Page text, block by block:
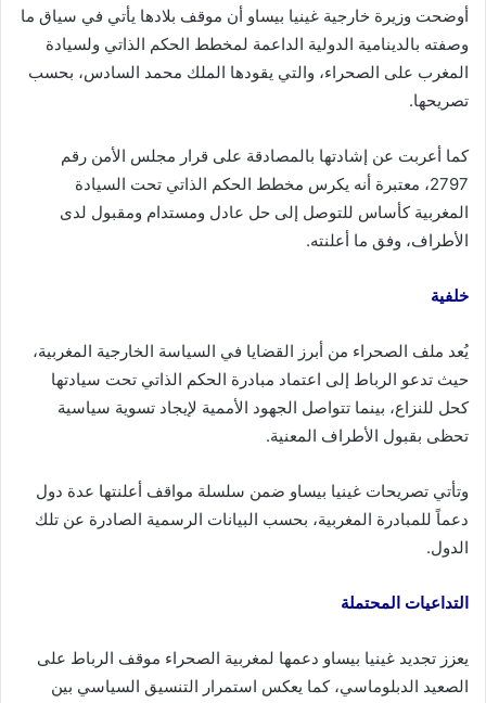
أوضحت وزيرة خارجية غينيا بيساو أن موقف بلادها يأتي في سياق ما
وصفته بالدينامية الدولية الداعمة لمخطط الحكم الذاتي ولسيادة
المغرب على الصحراء، والتي يقودها الملك محمد السادس، بحسب
تصريحها.
كما أعربت عن إشادتها بالمصادقة على قرار مجلس الأمن رقم
2797، معتبرة أنه يكرس مخطط الحكم الذاتي تحت السيادة
المغربية كأساس للتوصل إلى حل عادل ومستدام ومقبول لدى
الأطراف، وفق ما أعلنته.
خلفية
يُعد ملف الصحراء من أبرز القضايا في السياسة الخارجية المغربية،
حيث تدعو الرباط إلى اعتماد مبادرة الحكم الذاتي تحت سيادتها
كحل للنزاع، بينما تتواصل الجهود الأممية لإيجاد تسوية سياسية
تحظى بقبول الأطراف المعنية.
وتأتي تصريحات غينيا بيساو ضمن سلسلة مواقف أعلنتها عدة دول
دعماً للمبادرة المغربية، بحسب البيانات الرسمية الصادرة عن تلك
الدول.
التداعيات المحتملة
يعزز تجديد غينيا بيساو دعمها لمغربية الصحراء موقف الرباط على
الصعيد الدبلوماسي، كما يعكس استمرار التنسيق السياسي بين